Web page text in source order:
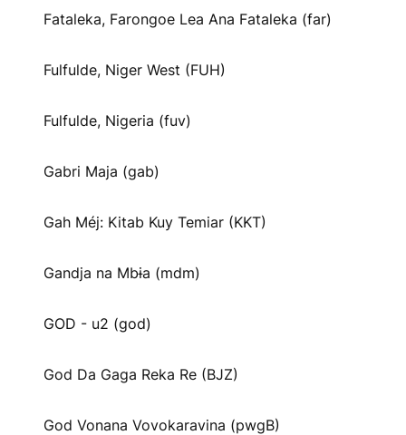
Fataleka, Farongoe Lea Ana Fataleka (far)
Fulfulde, Niger West (FUH)
Fulfulde, Nigeria (fuv)
Gabri Maja (gab)
Gah Méj: Kitab Kuy Temiar (KKT)
Gandja na Mbɨa (mdm)
GOD - u2 (god)
God Da Gaga Reka Re (BJZ)
God Vonana Vovokaravina (pwgB)